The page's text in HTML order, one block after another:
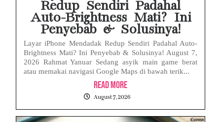
Redup Sendiri Padahal
Auto-Brightness Mati? Ini
Penyebab & Solusinya!
Layar iPhone Mendadak Redup Sendiri Padahal Auto-
Brightness Mati? Ini Penyebab & Solusinya! August 7,
2026 Rahmat Yanuar Sedang asyik main game berat
atau memakai navigasi Google Maps di bawah terik...
Read More
August 7, 2026